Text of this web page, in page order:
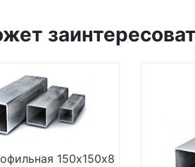
150х150х8